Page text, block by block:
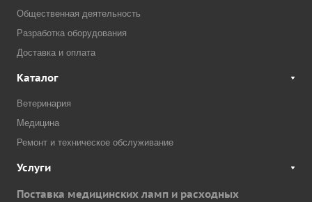
Общественная деятельность
Разработка оборудования
Доставка и оплата
Каталог
Ветеринария
Медицина
Ремонт и техническое обслуживание
Услуги
Поставка медицинских ламп и расходных